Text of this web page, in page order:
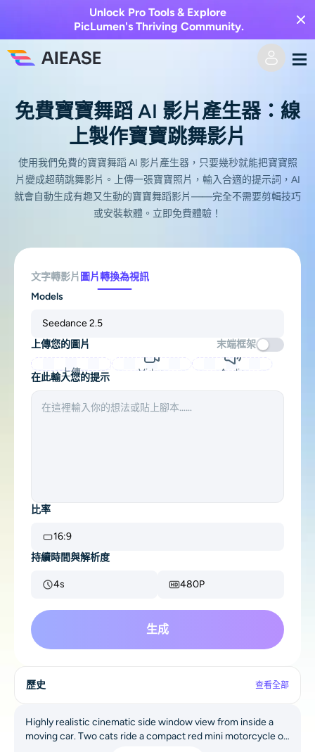
Unlock Pro Tools & Explore
PicLumen's Thriving Community.
文字轉視頻
視頻效果
AI親吻生成器
AI擁抱生成器
AI舞蹈生成器
支援的人工智慧模型
視覺特效
文字轉圖片
支援的人工智慧模型
Seedream 5.0 專業版 Seedream 4.5
納米香蕉 通量 Kontext
人工智慧工具
相片編輯與創作工具
物件移除器
浮水印去除器
AI重新著色
AI 風格圖片生成器
肖像工具
定價
免費寶寶舞蹈 AI 影片產生器：線
上製作寶寶跳舞影片
使用我們免費的寶寶舞蹈 AI 影片產生器，只要幾秒就能把寶寶照
片變成超萌跳舞影片。上傳一張寶寶照片，輸入合適的提示詞，AI
就會自動生成有趣又生動的寶寶舞蹈影片——完全不需要剪輯技巧
或安裝軟體。立即免費體驗！
文字轉影片 圖片轉換為視訊
Models
Seedance 2.5
上傳您的圖片
末端框架
上傳 Video Audio
在此輸入您的提示
比率
16:9
持續時間與解析度
4s 480P
生成
歷史 查看全部
Highly realistic cinematic side window view from inside a
moving car. Two cats ride a compact red mini motorcycle on